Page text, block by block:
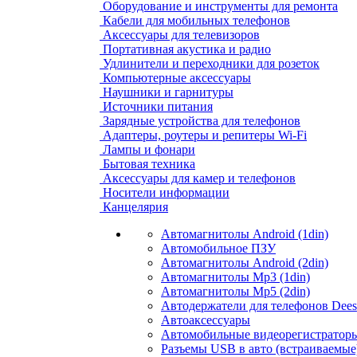
Оборудование и инструменты для ремонта
Кабели для мобильных телефонов
Аксессуары для телевизоров
Портативная акустика и радио
Удлинители и переходники для розеток
Компьютерные аксессуары
Наушники и гарнитуры
Источники питания
Зарядные устройства для телефонов
Адаптеры, роутеры и репитеры Wi-Fi
Лампы и фонари
Бытовая техника
Аксессуары для камер и телефонов
Носители информации
Канцелярия
Автомагнитолы Android (1din)
Автомобильное ПЗУ
Автомагнитолы Android (2din)
Автомагнитолы Mp3 (1din)
Автомагнитолы Mp5 (2din)
Автодержатели для телефонов
Автоаксессуары
Автомобильные
Разъемы USB в авто